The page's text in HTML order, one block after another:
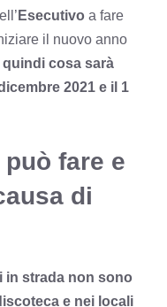
Esecutivo a fare
il nuovo anno
quindi cosa sarà
2021 e il 1
fare e
di
in strada non sono
e nei locali